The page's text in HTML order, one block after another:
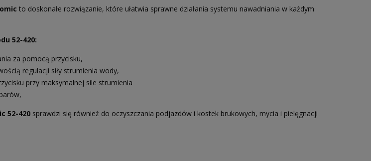
to doskonałe rozwiązanie, które ułatwia sprawne działania systemu nawadniania w każdym
52-420:
za pomocą przycisku,
regulacji siły strumienia wody,
przy maksymalnej sile strumienia
52-420 sprawdzi się również do oczyszczania podjazdów i kostek brukowych, mycia i pielęgnacji